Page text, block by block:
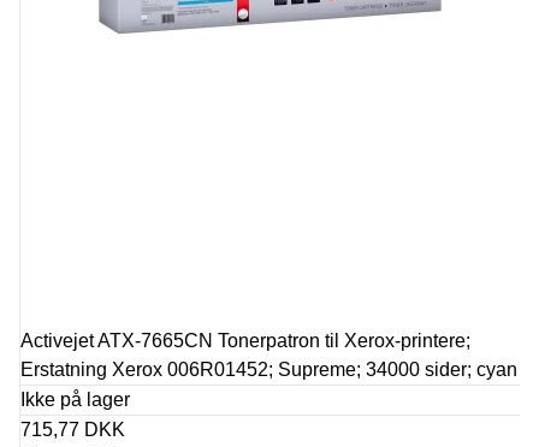
Activejet ATX-7665CN Tonerpatron til Xerox-printere;
Erstatning Xerox 006R01452; Supreme; 34000 sider; cyan
Ikke på lager
715,77 DKK